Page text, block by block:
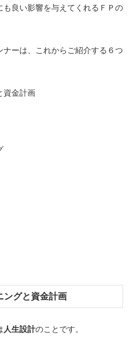
も良い影響を与えてくれるＦＰの
ナーは、これからご紹介する６つ
資金計画
グと資金計画
人生設計のことです。